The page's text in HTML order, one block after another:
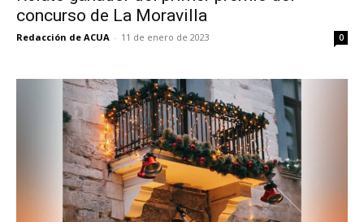
concurso de La Moravilla
Redacción de ACUA - 11 de enero de 2023 0